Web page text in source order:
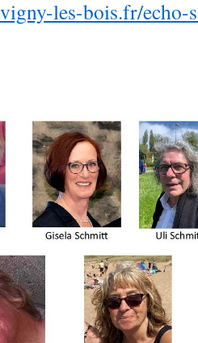
les-bois.fr/echo-